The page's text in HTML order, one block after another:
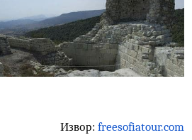
во античка Тракија се
типична средина – планински
пештери итн. Најпознато од нив е
Пловдив и повеќето тракиски